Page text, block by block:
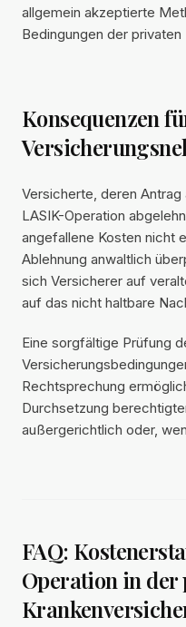
allgemein akzeptierte
Bedingungen der
Konsequenzen
Versicherte, deren
LASIK-Operation
angefallene Kosten nicht
Ablehnung anwaltlich
sich Versicherer auf
auf das nicht haltbare
Eine sorgfältige Prüfung
Rechtsprechung
Durchsetzung
außergerichtlich oder,
FAQ:
Operation in der